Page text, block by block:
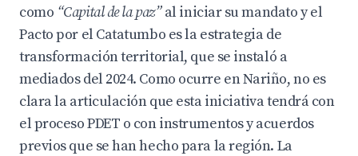
como “Capital de la paz”al iniciar su mandato y el
Pacto por el Catatumbo es la estrategia de
transformación territorial, que se instaló a
mediados del 2024. Como ocurre en Nariño, no es
clara la articulación que esta iniciativa tendrá con
el proceso PDET o con instrumentos y acuerdos
previos que se han hecho para la región. La